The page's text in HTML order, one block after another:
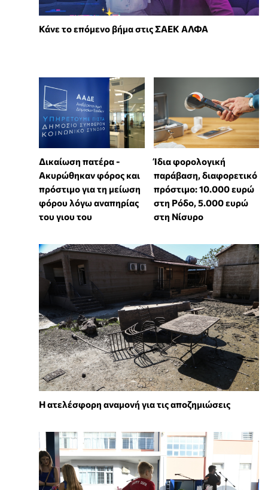
Κάνε το επόμενο βήμα στις ΣΑΕΚ ΑΛΦΑ
Δικαίωση πατέρα -
Ακυρώθηκαν φόρος και
πρόστιμο για τη μείωση
φόρου λόγω αναπηρίας
του γιου του
Ίδια φορολογική
παράβαση, διαφορετικό
πρόστιμο: 10.000 ευρώ
στη Ρόδο, 5.000 ευρώ
στη Νίσυρο
Η ατελέσφορη αναμονή για τις αποζημιώσεις